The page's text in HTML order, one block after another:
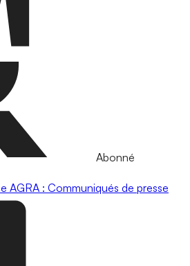
Abonné
AGRA : Communiqués de presse